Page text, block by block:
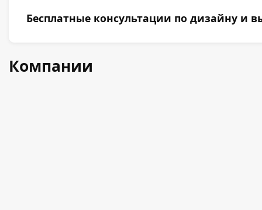
Бесплатные консультации по дизайну и
Компании